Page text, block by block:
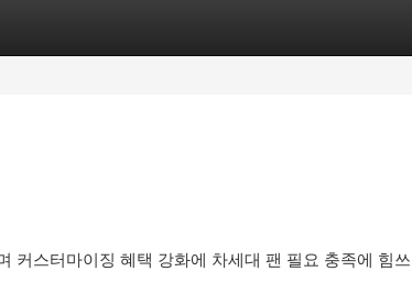
커스터마이징 혜택 강화에 차세대 팬 필요 충족에 힘